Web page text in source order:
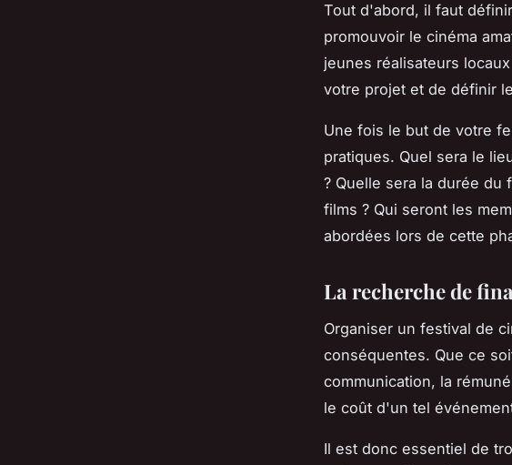
Tout d'abord, il faut
promouvoir le cinéma
jeunes réalisateurs
votre projet et de définir
Une fois le but de votre
pratiques. Quel sera le
? Quelle sera la durée du
films ? Qui seront les
abordées lors de cette
La recherche de
Organiser un festival de
conséquentes. Que ce
communication, la
le coût d'un tel
Il est donc essentiel de